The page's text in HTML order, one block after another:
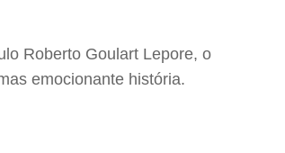
Roberto Goulart Lepore, o
emocionante história.